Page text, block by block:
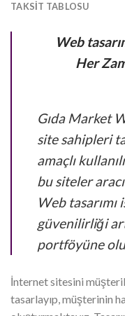
TAKSIT TABLOSU
Web
Her
Gıda Market
site sahipleri
amaçlı
bu siteler
Web
güvenilirliği
portföyüne
İnternet sitesini
tasarlayıp, müşterinin